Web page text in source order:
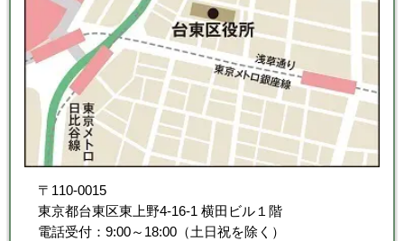
〒110-0015
東京都台東区東上野4-16-1 横田ビル１階
電話受付：9:00～18:00（土日祝を除く）